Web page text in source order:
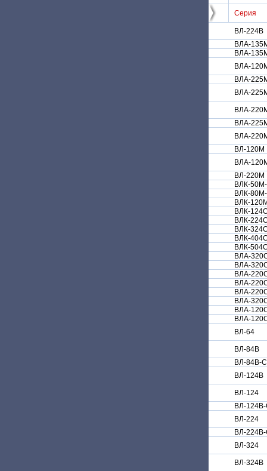
Серия
ВЛ-224В
ВЛА-
ВЛА-
ВЛА-
ВЛА-
ВЛА-
ВЛА-
ВЛА-
ВЛА-
ВЛ-120М
ВЛА-
ВЛ-220М
ВЛК-
ВЛК-
ВЛК-
ВЛК-
ВЛК-
ВЛК-
ВЛК-
ВЛК-
ВЛА-
ВЛА-
ВЛА-
ВЛА-
ВЛА-
ВЛА-
ВЛА-
ВЛА-
ВЛ-64
ВЛ-84В
ВЛ-84В-С
ВЛ-124В
ВЛ-124
ВЛ-
ВЛ-224
ВЛ-
ВЛ-324
ВЛ-324В